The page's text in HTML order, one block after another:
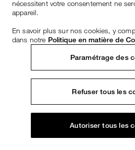
nécessitent votre consentement ne
appareil.
En savoir plus sur nos cookies, y
dans notre Politique en matière de
Paramétrage des
Refuser tous les
Autoriser tous les